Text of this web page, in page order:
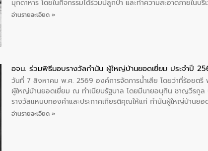
มุกดาหาร โดยในกิจกรรมได้ร่วมปลูกป่า และทําความสะอาดภายใน
พระบรมราชินีนาถ พระบรมราชชนนีพันปีหลวง พร้อมถวายสัจปฏิญา
อ่านรายละเอียด »
อจน. ร่วมพิธีมอบรางวัลกำนัน ผู้ใหญ่บ้านยอดเยี่ยม ประจำปี
วันที่ 7 สิงหาคม พ.ศ. 2569 องค์การจัดการน้ำเสีย โดยว่าที่ร้อย
ผู้ใหญ่บ้านยอดเยี่ยม ณ ทำเนียบรัฐบาล โดยมีนายอนุทิน ชาญวีรกูล
รางวัลแหนบทองคำและประกาศเกียรติคุณให้แก่ กำนันผู้ใหญ่บ้านย
อ่านรายละเอียด »